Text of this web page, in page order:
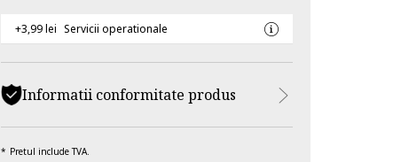
+3,99 lei Servicii operationale
Informatii conformitate produs
Pretul include TVA.